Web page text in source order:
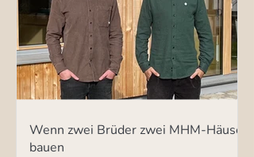
Wenn zwei Brüder zwei MHM-Häuser
bauen